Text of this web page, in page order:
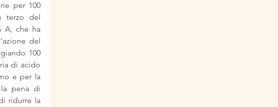
per 100
terzo del
A, che ha
del
100
di acido
e per la
pena di
ridurre la